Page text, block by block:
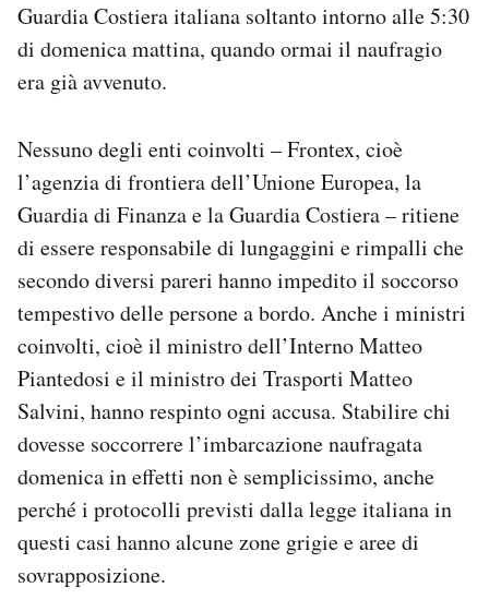
Newsletter
Notifiche mobile
Guardia Costiera italiana soltanto intorno alle 5:30
di domenica mattina, quando ormai il naufragio
era già avvenuto.
Nessuno degli enti coinvolti – Frontex, cioè
l’agenzia di frontiera dell’Unione Europea, la
Guardia di Finanza e la Guardia Costiera – ritiene
di essere responsabile di lungaggini e rimpalli che
secondo diversi pareri hanno impedito il soccorso
tempestivo delle persone a bordo. Anche i ministri
coinvolti, cioè il ministro dell’Interno Matteo
Piantedosi e il ministro dei Trasporti Matteo
Salvini, hanno respinto ogni accusa. Stabilire chi
dovesse soccorrere l’imbarcazione naufragata
domenica in effetti non è semplicissimo, anche
perché i protocolli previsti dalla legge italiana in
questi casi hanno alcune zone grigie e aree di
sovrapposizione.